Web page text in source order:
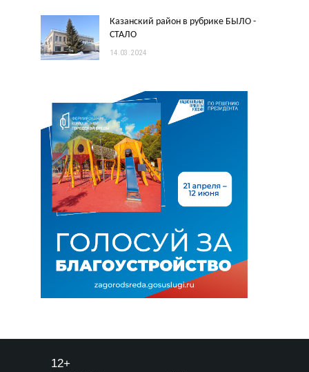
Казанский район в рубрике БЫЛО -
СТАЛО
14.03.2024
12+